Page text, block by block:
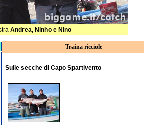
Traina ricciole
Sulle secche di Capo Spartivento
Andrea, Ninho e Nino